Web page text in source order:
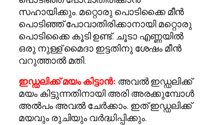
സഹായിക്കും. മറ്റൊരു പൊടിക്കൈ മീന്‍
പൊടിഞ്ഞ് പോവാതിരിക്കാനായി മറ്റൊരു
പൊടിക്കൈ കൂടി ഉണ്ട്. ചൂടാ എണ്ണയില്‍
ഒരു നുള്ള് മൈദാ ഇട്ടതിനു ശേഷം മീന്‍
വറുത്താല്‍ മതി.
ഇഡ്ഡലിക്ക് മയം കിട്ടാന്‍: അവല്‍ ഇഡ്ഡലിക്ക്
മയം കിട്ടുന്നതിനായി അരി അരക്കുമ്പോള്‍
അല്‍പം അവല്‍ ചേര്‍ക്കാം. ഇത് ഇഡ്ഡലിക്ക്
മയവും രുചിയും വര്‍ദ്ധിപ്പിക്കും.